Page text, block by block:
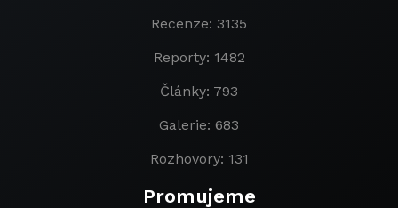
Recenze: 3135
Reporty: 1482
Články: 793
Galerie: 683
Rozhovory: 131
Promujeme